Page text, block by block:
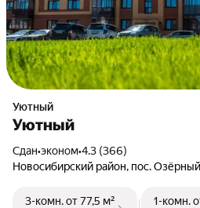
Уютный
Уютный
Сдан•эконом•4.3 (366)
Новосибирский район, пос.
3-комн.от 77,5 м²
1-комн.